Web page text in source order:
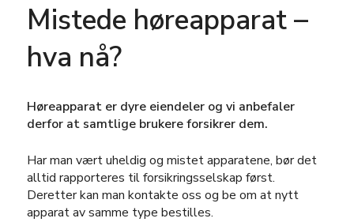
Mistede høreapparat –
hva nå?
Høreapparat er dyre eiendeler og vi anbefaler
derfor at samtlige brukere forsikrer dem.
Har man vært uheldig og mistet apparatene, bør det
alltid rapporteres til forsikringsselskap først.
Deretter kan man kontakte oss og be om at nytt
apparat av samme type bestilles.